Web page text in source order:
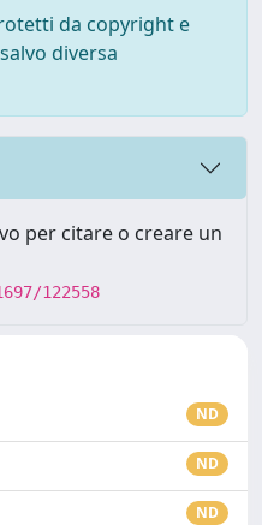
da copyright e
diversa
per citare o creare un
122558
ND
ND
ND